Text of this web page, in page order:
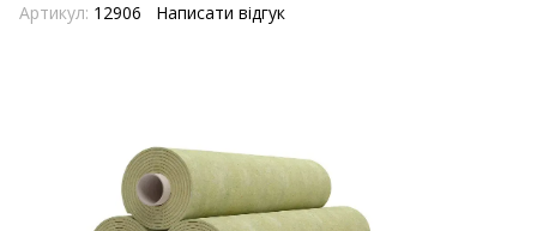
Артикул: 12906 Написати відгук